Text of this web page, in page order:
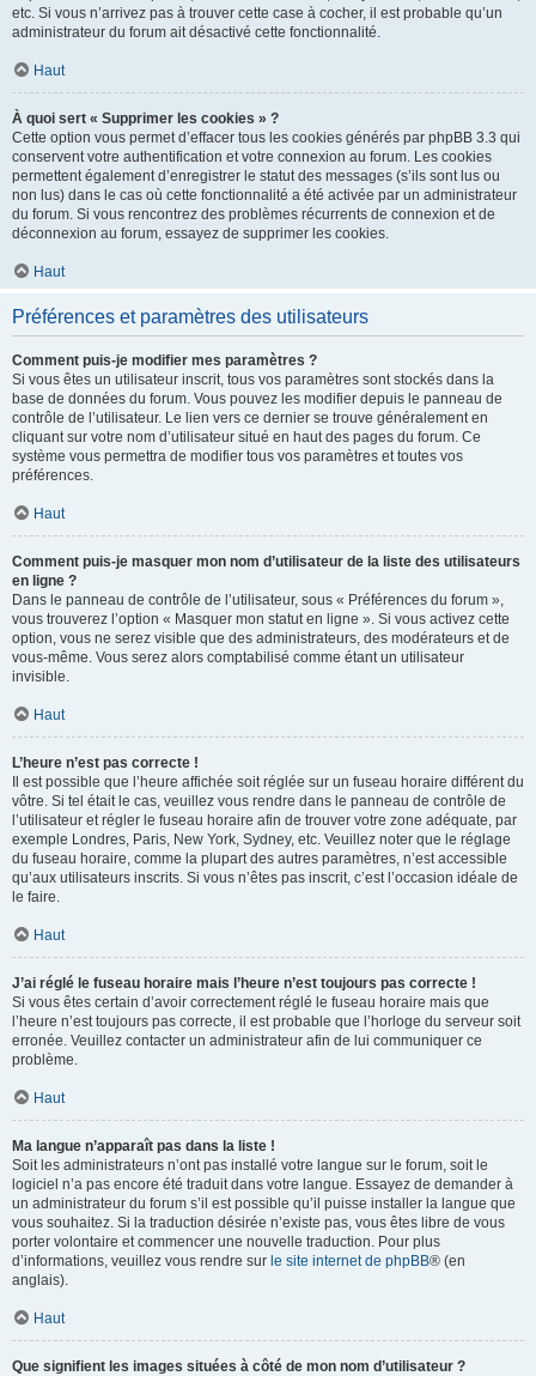
etc. Si vous n’arrivez pas à trouver cette case à cocher, il est probable qu’un
administrateur du forum ait désactivé cette fonctionnalité.
Haut
À quoi sert « Supprimer les cookies » ?
Cette option vous permet d’effacer tous les cookies générés par phpBB 3.3 qui
conservent votre authentification et votre connexion au forum. Les cookies
permettent également d’enregistrer le statut des messages (s’ils sont lus ou
non lus) dans le cas où cette fonctionnalité a été activée par un administrateur
du forum. Si vous rencontrez des problèmes récurrents de connexion et de
déconnexion au forum, essayez de supprimer les cookies.
Haut
Préférences et paramètres des utilisateurs
Comment puis-je modifier mes paramètres ?
Si vous êtes un utilisateur inscrit, tous vos paramètres sont stockés dans la
base de données du forum. Vous pouvez les modifier depuis le panneau de
contrôle de l’utilisateur. Le lien vers ce dernier se trouve généralement en
cliquant sur votre nom d’utilisateur situé en haut des pages du forum. Ce
système vous permettra de modifier tous vos paramètres et toutes vos
préférences.
Haut
Comment puis-je masquer mon nom d’utilisateur de la liste des utilisateurs
en ligne ?
Dans le panneau de contrôle de l’utilisateur, sous « Préférences du forum »,
vous trouverez l’option « Masquer mon statut en ligne ». Si vous activez cette
option, vous ne serez visible que des administrateurs, des modérateurs et de
vous-même. Vous serez alors comptabilisé comme étant un utilisateur
invisible.
Haut
L’heure n’est pas correcte !
Il est possible que l’heure affichée soit réglée sur un fuseau horaire différent du
vôtre. Si tel était le cas, veuillez vous rendre dans le panneau de contrôle de
l’utilisateur et régler le fuseau horaire afin de trouver votre zone adéquate, par
exemple Londres, Paris, New York, Sydney, etc. Veuillez noter que le réglage
du fuseau horaire, comme la plupart des autres paramètres, n’est accessible
qu’aux utilisateurs inscrits. Si vous n’êtes pas inscrit, c’est l’occasion idéale de
le faire.
Haut
J’ai réglé le fuseau horaire mais l’heure n’est toujours pas correcte !
Si vous êtes certain d’avoir correctement réglé le fuseau horaire mais que
l’heure n’est toujours pas correcte, il est probable que l’horloge du serveur soit
erronée. Veuillez contacter un administrateur afin de lui communiquer ce
problème.
Haut
Ma langue n’apparaît pas dans la liste !
Soit les administrateurs n’ont pas installé votre langue sur le forum, soit le
logiciel n’a pas encore été traduit dans votre langue. Essayez de demander à
un administrateur du forum s’il est possible qu’il puisse installer la langue que
vous souhaitez. Si la traduction désirée n’existe pas, vous êtes libre de vous
porter volontaire et commencer une nouvelle traduction. Pour plus
d’informations, veuillez vous rendre sur le site internet de phpBB® (en
anglais).
Haut
Que signifient les images situées à côté de mon nom d’utilisateur ?